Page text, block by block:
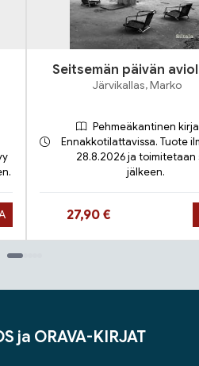
Seitsemän päivän
Järvikallas, Marko
Pehmeäkantinen kirja
Ennakkotilattavissa. Tuote
28.8.2026 ja toimitetaan
jälkeen.
Hinta nyt
27,90 €
ja ORAVA-KIRJAT